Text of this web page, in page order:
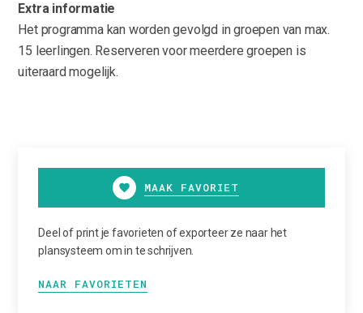
Extra informatie
Het programma kan worden gevolgd in groepen van max.
15 leerlingen. Reserveren voor meerdere groepen is
uiteraard mogelijk.
MAAK FAVORIET
Deel of print je favorieten of exporteer ze naar het
plansysteem om in te schrijven.
NAAR FAVORIETEN